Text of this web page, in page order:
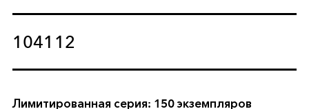
104112
Лимитированная серия: 150 экземпляров